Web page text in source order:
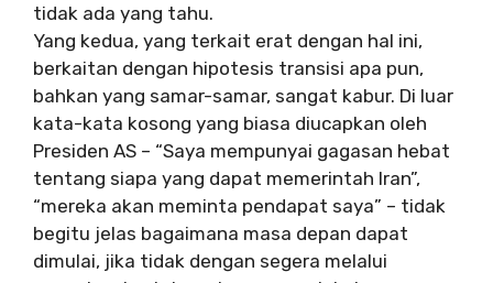
tidak ada yang tahu.
Yang kedua, yang terkait erat dengan hal ini,
berkaitan dengan hipotesis transisi apa pun,
bahkan yang samar-samar, sangat kabur. Di luar
kata-kata kosong yang biasa diucapkan oleh
Presiden AS – “Saya mempunyai gagasan hebat
tentang siapa yang dapat memerintah Iran”,
“mereka akan meminta pendapat saya” – tidak
begitu jelas bagaimana masa depan dapat
dimulai, jika tidak dengan segera melalui